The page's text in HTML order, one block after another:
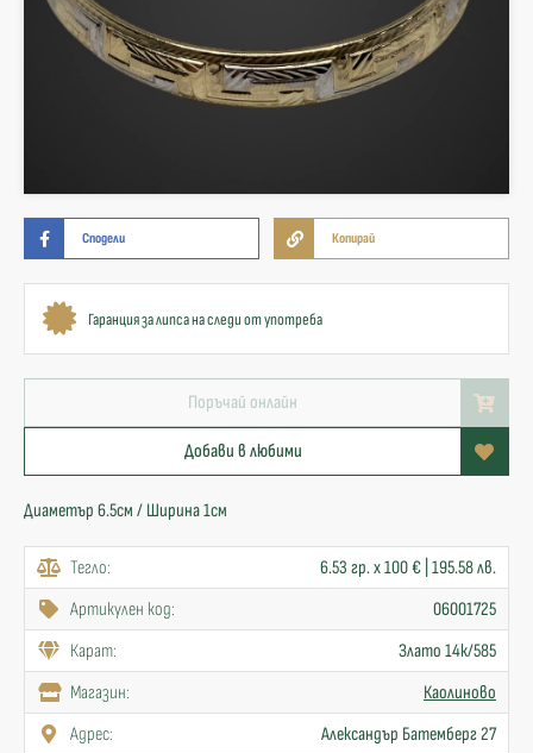
Сподели Копирай
Гаранция за липса на следи от употреба
Поръчай онлайн
Добави в любими
Диаметър 6.5см / Ширина 1см
Тегло:
6.53 гр. x 100 € | 195.58 лв.
Артикулен код:
06001725
Карат:
Злато 14к/585
Mагазин:
Каолиново
Адрес:
Александър Батемберг 27